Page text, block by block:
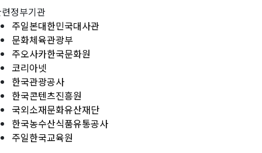
정부기관
주일본대한민국대사관
문화체육관광부
주오사카한국문화원
코리아넷
한국관광공사
한국콘텐츠진흥원
국외소재문화유산재단
한국농수산식품유통공사
주일한국교육원